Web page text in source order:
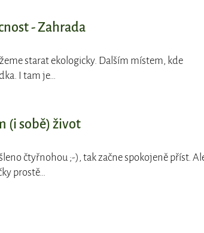
- Zahrada
starat ekologicky. Dalším místem, kde
I tam je…
(i sobě) život
čtyřnohou ;-), tak začne spokojeně příst.
prostě…